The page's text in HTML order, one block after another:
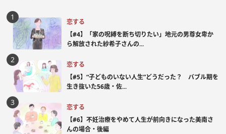
恋する
【#4】「家の呪縛を断ち切りたい」地元の男尊女卑か
ら解放された紗希子さんの...
恋する
【#5】“子どものいない人生”どうだった？ バブル期を
生き抜いた56歳・佐...
恋する
【#6】不妊治療をやめて人生が前向きになった美南さ
んの場合・後編